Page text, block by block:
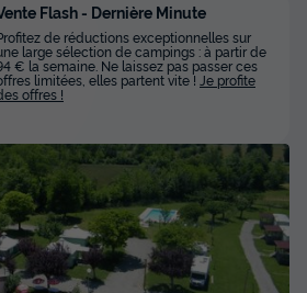
Flash - Dernière Minute
de réductions exceptionnelles sur
large sélection de campings : à partir de
€ la semaine. Ne laissez pas passer ces
limitées, elles partent vite ! Je profite
offres !